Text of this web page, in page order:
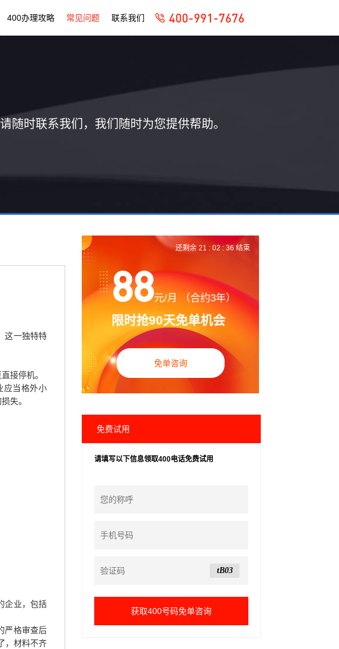
400办理攻略 常见问题 联系我们 400-991-7676
随时联系我们，我们随时为您提供帮助。
这一独特特
接停机。
应当格外小
失。
企业，包括
严格审查后
，材料不齐
88元/月 （合约3年）
限时抢90天免单机会
免单咨询
还剩余 21 : 02 :36 结束
免费试用
请填写以下信息领取400电话免费试用
tB03